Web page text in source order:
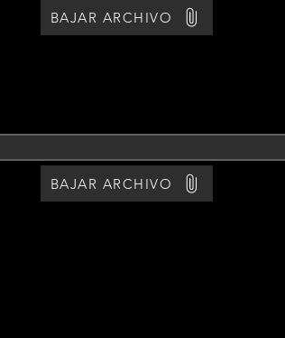
BAJAR ARCHIVO
BAJAR ARCHIVO